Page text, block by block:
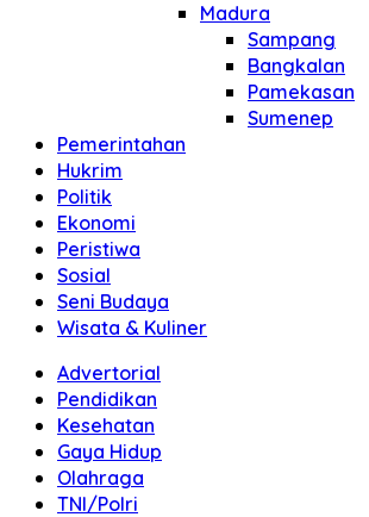
Madura
Sampang
Bangkalan
Pamekasan
Sumenep
Pemerintahan
Hukrim
Politik
Ekonomi
Peristiwa
Sosial
Seni Budaya
Wisata & Kuliner
Advertorial
Pendidikan
Kesehatan
Gaya Hidup
Olahraga
TNI/Polri